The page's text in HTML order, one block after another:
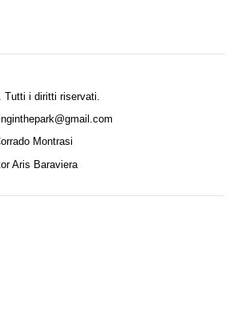
Tutti i diritti riservati.
Montrasi
Aris Baraviera